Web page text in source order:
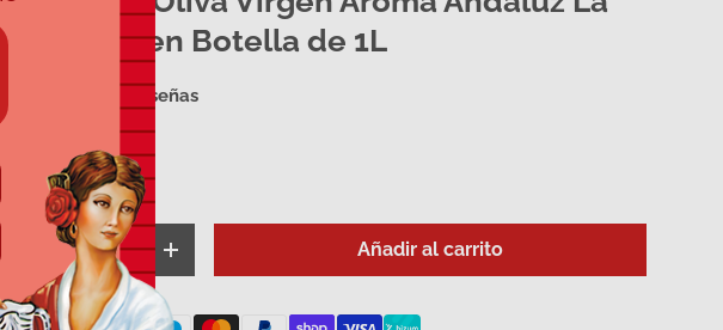
Española en Botella de 1L
2 reseñas
7,99 €
Disminuir cantidadAumentar la cantidadAñadir al carrito